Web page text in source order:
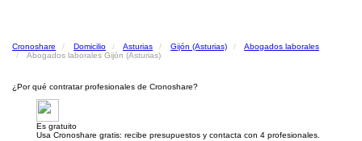
Cronoshare Domicilio Asturias Gijón (Asturias)
Abogados laborales
Abogados laborales Gijón (Asturias)
¿Por qué contratar profesionales de Cronoshare?
Es gratuito
Usa Cronoshare gratis: recibe presupuestos y contacta con 4 profesionales.